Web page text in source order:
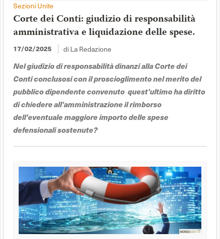
Sezioni Unite
Corte dei Conti: giudizio di responsabilità
amministrativa e liquidazione delle spese.
17/02/2025 di La Redazione
Nel giudizio di responsabilità dinanzi alla Corte dei
Conti conclusosi con il proscioglimento nel merito del
pubblico dipendente convenuto quest'ultimo ha diritto
di chiedere all'amministrazione il rimborso
dell'eventuale maggiore importo delle spese
defensionali sostenute?